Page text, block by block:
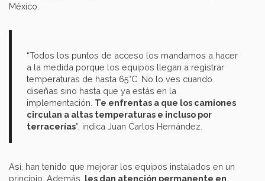
México.
“Todos los puntos de acceso los mandamos a hacer
a la medida porque los equipos llegan a registrar
temperaturas de hasta 65°C. No lo ves cuando
diseñas sino hasta que ya estás en la
implementación. Te enfrentas a que los camiones
circulan a altas temperaturas e incluso por
terracerías”, indica Juan Carlos Hernández.
Así, han tenido que mejorar los equipos instalados en un
principio. Además, les dan atención permanente en